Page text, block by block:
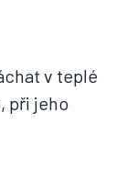
v teplé
při jeho